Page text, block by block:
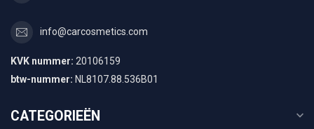
info@carcosmetics.com
KVK nummer: 20106159
btw-nummer: NL8107.88.536B01
CATEGORIEËN